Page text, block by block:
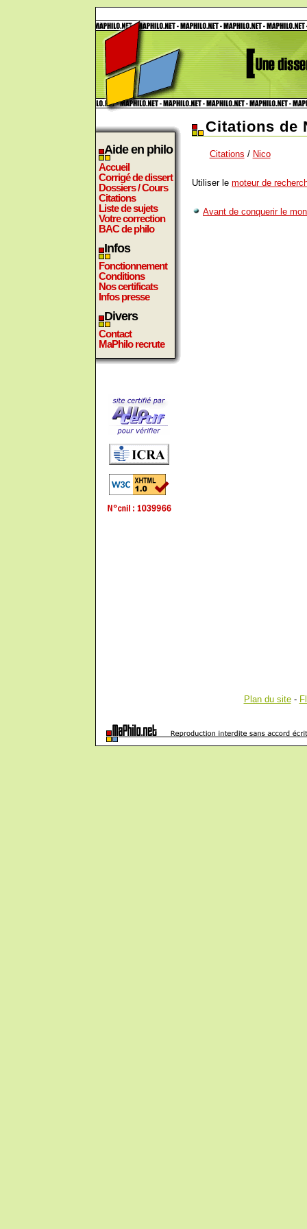
Aide en philo
Accueil
Corrigé de dissert
Dossiers / Cours
Citations
Liste de sujets
Votre correction
BAC de philo
Infos
Fonctionnement
Conditions
Nos certificats
Infos presse
Divers
Contact
MaPhilo recrute
Citations de
Citations / Nico
Utiliser le moteur de
Avant de conquerir le
Plan du site-